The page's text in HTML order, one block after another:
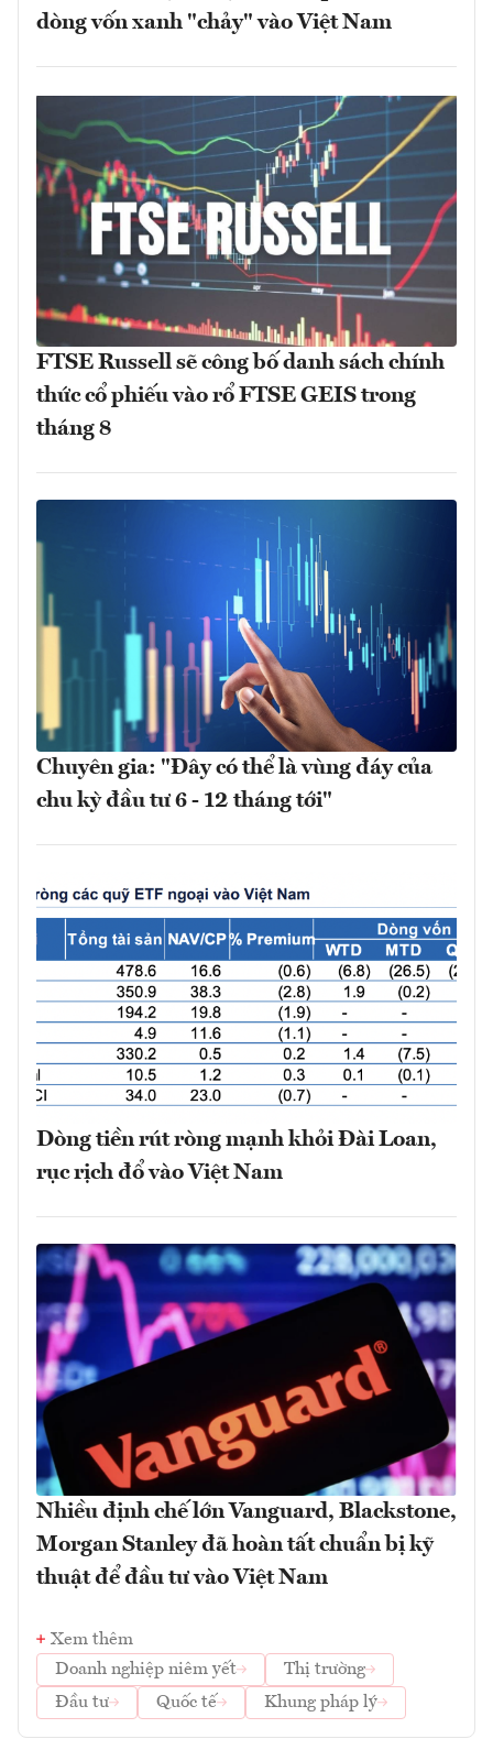
dòng vốn xanh "chảy" vào Việt Nam
FTSE Russell sẽ công bố danh sách chính
thức cổ phiếu vào rổ FTSE GEIS trong
tháng 8
Chuyên gia: "Đây có thể là vùng đáy của
chu kỳ đầu tư 6 - 12 tháng tới"
Dòng tiền rút ròng mạnh khỏi Đài Loan,
rục rịch đổ vào Việt Nam
Nhiều định chế lớn Vanguard, Blackstone,
Morgan Stanley đã hoàn tất chuẩn bị kỹ
thuật để đầu tư vào Việt Nam
Xem thêm
Doanh nghiệp niêm yết
Thị trường
Đầu tư
Quốc tế Khung pháp lý